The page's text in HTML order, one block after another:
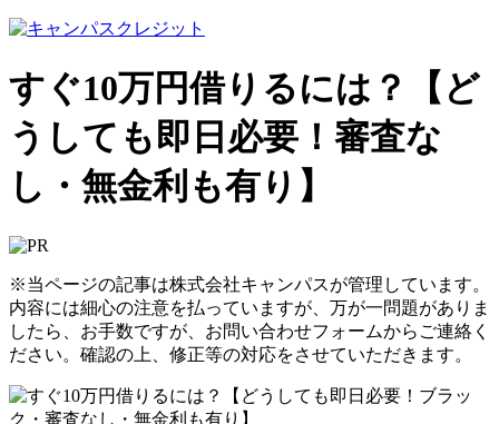
すぐ10万円借りるには？【ど
うしても即日必要！審査な
し・無金利も有り】
※当ページの記事は株式会社キャンパスが管理しています。
内容には細心の注意を払っていますが、万が一問題がありま
したら、お手数ですが、お問い合わせフォームからご連絡く
ださい。確認の上、修正等の対応をさせていただきます。